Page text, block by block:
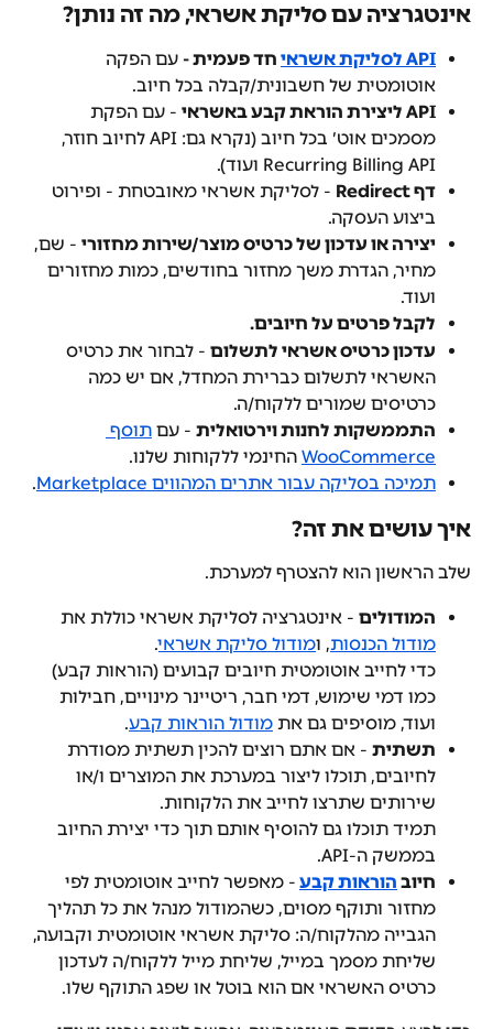
אינטגרציה עם סליקת אשראי, מה זה נותן?
API לסליקת אשראי חד פעמית - עם הפקה
אוטומטית של חשבונית/קבלה בכל חיוב.
API ליצירת הוראת קבע באשראי
- עם הפקת
מסמכים אוט׳ בכל חיוב (נקרא גם: API לחיוב חוזר,
Recurring Billing API ועוד).
דף Redirect
- לסליקת אשראי מאובטחת - ופירוט
ביצוע העסקה.
יצירה או עדכון של כרטיס מוצר/שירות מחזורי - שם,
מחיר, הגדרת משך מחזור בחודשים, כמות מחזורים
ועוד.
לקבל פרטים על חיובים.
עדכון כרטיס אשראי לתשלום - לבחור את כרטיס
האשראי לתשלום כברירת המחדל, אם יש כמה
כרטיסים שמורים ללקוח/ה.
התממשקות לחנות וירטואלית - עם תוסף
WooCommerce החינמי ללקוחות שלנו.
תמיכה בסליקה עבור אתרים המהווים Marketplace
.
איך עושים את זה?
שלב הראשון הוא להצטרף למערכת.
המודולים - אינטגרציה לסליקת אשראי כוללת את
מודול הכנסות, ומודול סליקת אשראי.
כדי לחייב אוטומטית חיובים קבועים (הוראות קבע)
כמו דמי שימוש, דמי חבר, ריטיינר מינויים, חבילות
ועוד, מוסיפים גם את מודול הוראות קבע.
תשתית - אם אתם רוצים להכין תשתית מסודרת
לחיובים, תוכלו ליצור במערכת את המוצרים ו/או
שירותים שתרצו לחייב את הלקוחות.
תמיד תוכלו גם להוסיף אותם תוך כדי יצירת החיוב
בממשק ה-API.
חיוב הוראות קבע - מאפשר לחייב אוטומטית לפי
מחזור ותוקף מסוים, כשהמודול מנהל את כל תהליך
הגבייה מהלקוח/ה: סליקת אשראי אוטומטית וקבועה,
שליחת מסמך במייל, שליחת מייל ללקוח/ה לעדכון
כרטיס האשראי אם הוא בוטל או שפג התוקף שלו.